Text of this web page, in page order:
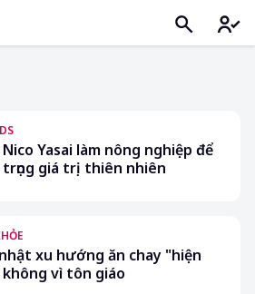
Yasai làm nông nghiệp để
giá trị thiên nhiên
xu hướng ăn chay "hiện
vì tôn giáo